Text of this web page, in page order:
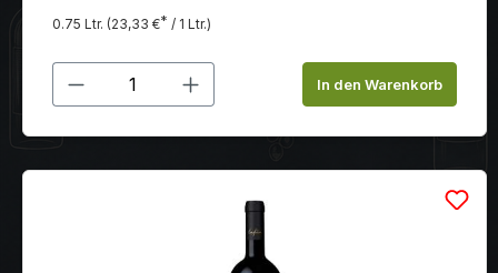
0.75 Ltr. (23,33 €* / 1 Ltr.)
Produkt Anzahl: Gib denIn den Warenkorb